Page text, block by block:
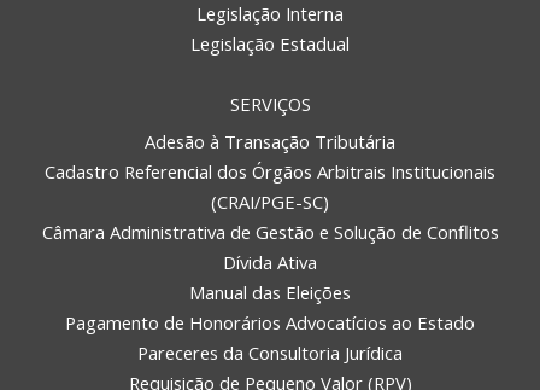
Legislação Interna
Legislação Estadual
SERVIÇOS
Adesão à Transação Tributária
Cadastro Referencial dos Órgãos Arbitrais Institucionais
(CRAI/PGE-SC)
Câmara Administrativa de Gestão e Solução de Conflitos
Dívida Ativa
Manual das Eleições
Pagamento de Honorários Advocatícios ao Estado
Pareceres da Consultoria Jurídica
Requisição de Pequeno Valor (RPV)